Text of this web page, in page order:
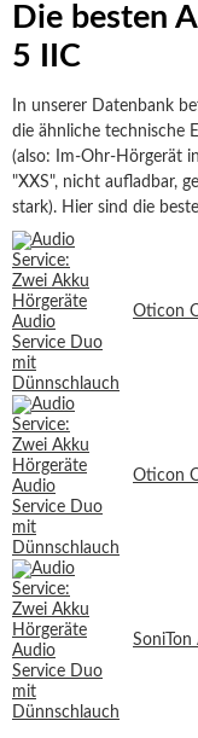
Die besten
5 IIC
In unserer Datenbank
die ähnliche technische
(also: Im-Ohr-Hörgerät
"XXS", nicht aufladbar,
stark). Hier sind die
Oticon
Oticon
SoniTon